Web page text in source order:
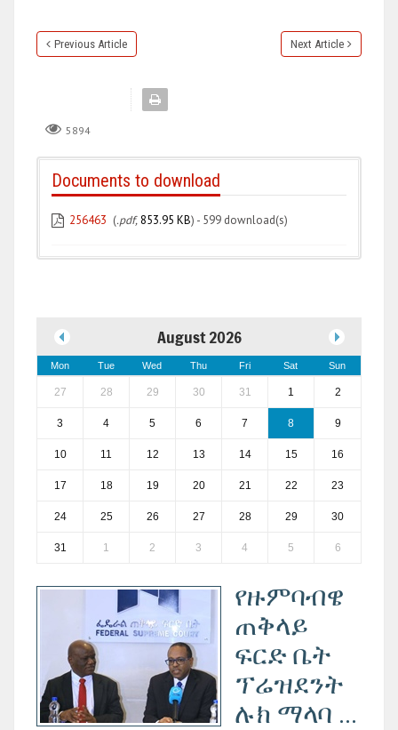
Previous Article Next Article
5894
Documents to download
256463 (.pdf, 853.95 KB) - 599 download(s)
August 2026
Mon Tue Wed Thu Fri Sat Sun
27 28 29 30 31 1 2
3 4 5 6 7 8 9
10 11 12 13 14 15 16
17 18 19 20 21 22 23
24 25 26 27 28 29 30
31 1 2 3 4 5 6
የዙምባብዌ
ጠቅላይ
ፍርድ ቤት
ፕሬዝደንት
ሉክ ማላባ ...